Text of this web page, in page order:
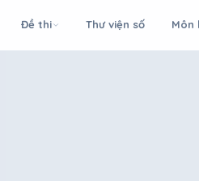
Đề thi Thư viện số Môn